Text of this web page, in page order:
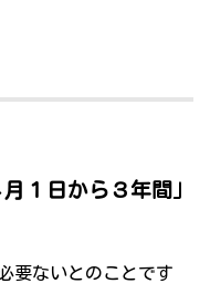
１日から３年間」
要ないとのことです